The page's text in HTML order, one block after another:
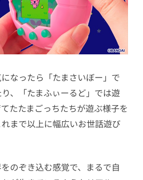
なったら「たまさいぼー」で
、「たまふぃーるど」では遊
たたまごっちたちが遊ぶ様子を
まで以上に幅広いお世話遊び
のぞき込む感覚で、まるで自